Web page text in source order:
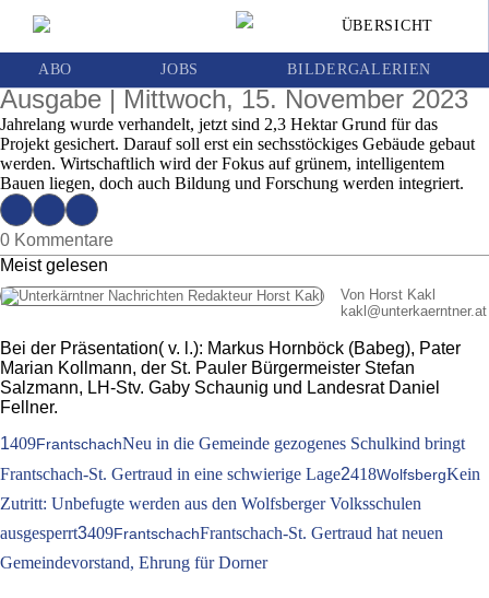
ÜBERSICHT
ABO JOBS BILDERGALERIEN
Mix aus Bildung, Forschung und Wirtschaft:
Einigung mit Stift
Ausgabe | Mittwoch, 15. November 2023
Jahrelang wurde verhandelt, jetzt sind 2,3 Hektar Grund für das
Projekt gesichert. Darauf soll erst ein sechsstöckiges Gebäude gebaut
werden. Wirtschaftlich wird der Fokus auf grünem, intelligentem
Bauen liegen, doch auch Bildung und Forschung werden integriert.
0 Kommentare
Meist gelesen
Von Horst Kakl
kakl @unterkaerntner.at
Bei der Präsentation( v. l.): Markus Hornböck (Babeg), Pater
Marian Kollmann, der St. Pauler Bürgermeister Stefan
Salzmann, LH-Stv. Gaby Schaunig und Landesrat Daniel
Fellner.
1409FrantschachNeu in die Gemeinde gezogenes Schulkind bringt
Frantschach-St. Gertraud in eine schwierige Lage2418WolfsbergKein
Zutritt: Unbefugte werden aus den Wolfsberger Volksschulen
ausgesperrt3409FrantschachFrantschach-St. Gertraud hat neuen
Gemeindevorstand, Ehrung für Dorner